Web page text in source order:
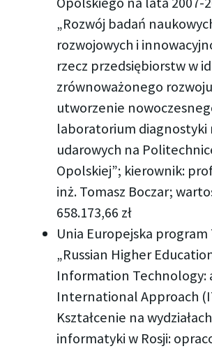
„Rozwój badań
rozwojowych i
rzecz przedsiębiorstw w
zrównoważonego
utworzenie
laboratorium diagnostyki
udarowych na
Opolskiej”; kierownik:
inż. Tomasz Boczar;
658.173,66 zł
Unia Europejska program
„Russian Higher
Information Technology:
International Approach
Kształcenie na wydziałach
informatyki w Rosji: